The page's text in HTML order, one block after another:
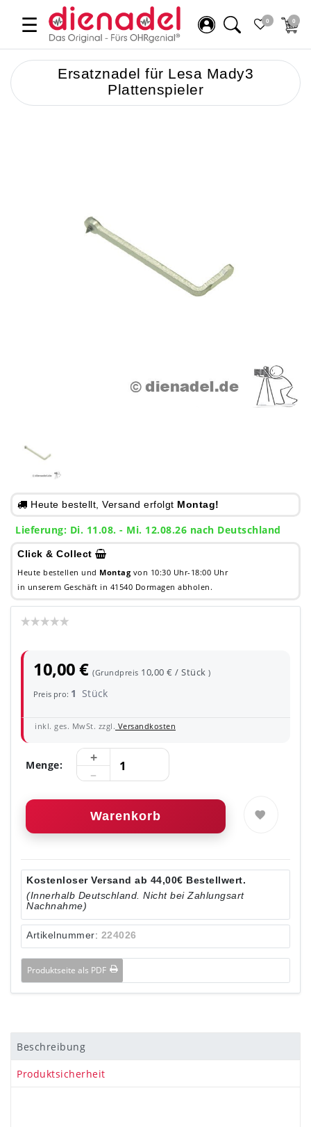
☰ 0 0
Ersatznadel für Lesa Mady3
Plattenspieler
Heute bestellt, Versand erfolgt Montag!
Lieferung: Di. 11.08. - Mi. 12.08.26 nach Deutschland
Click & Collect
Heute bestellen und Montag von 10:30 Uhr-18:00 Uhr
in unserem Geschäft in 41540 Dormagen abholen.
10,00 €(Grundpreis 10,00 € / Stück)
Preis pro: 1 Stück
inkl. ges. MwSt. zzgl. Versandkosten
Menge:
Warenkorb
Kostenloser Versand ab 44,00€ Bestellwert.
(Innerhalb Deutschland. Nicht bei Zahlungsart
Nachnahme)
Artikelnummer: 224026
Produktseite als PDF
Beschreibung
Produktsicherheit